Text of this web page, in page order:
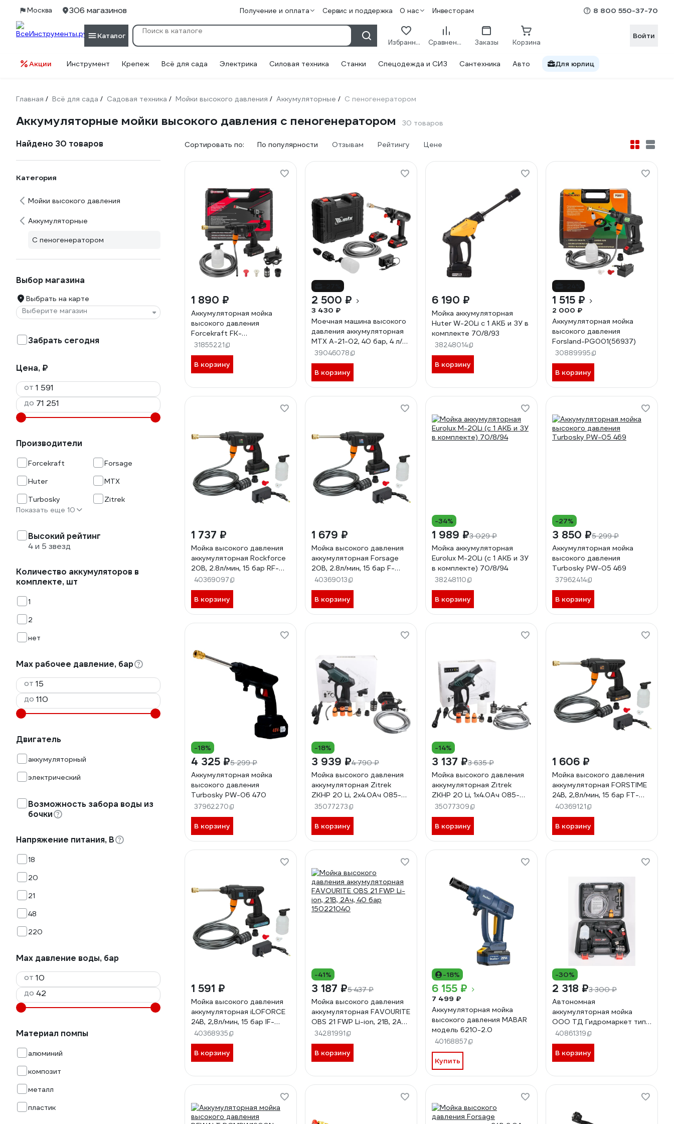
Москва 306 магазинов Получение и оплата Сервис и поддержка О нас Инвесторам 8 800 550-37-70
Каталог
Избранное Сравнение Заказы Корзина
Войти
Акции Инструмент Крепеж Всё для сада Электрика Силовая техника Станки Спецодежда и СИЗ Сантехника Авто Для юрлиц
Главная / Всё для сада / Садовая техника / Мойки высокого давления / Аккумуляторные / С пеногенератором
Аккумуляторные мойки высокого давления с пеногенератором 30 товаров
Найдено 30 товаров
Категория
Мойки высокого давления
Аккумуляторные
С пеногенератором
Выбор магазина
Выбрать на карте
Выберите магазин
Забрать сегодня
Цена, ₽
от
до
Производители
Forcekraft
Forsage
Huter
MTX
Turbosky
Zitrek
Показать еще 10
Высокий рейтинг
4 и 5 звезд
Количество аккумуляторов в
комплекте, шт
1
2
нет
Мах рабочее давление, бар
от
до
Двигатель
аккумуляторный
электрический
Возможность забора воды из
бочки
Напряжение питания, В
18
20
21
48
220
Max давление воды, бар
от
до
Материал помпы
алюминий
композит
металл
пластик
Сортировать по: По популярности Отзывам Рейтингу Цене
1 890 ₽
Аккумуляторная мойка
высокого давления
Forcekraft FK-
PG001(56936)
31855221
В корзину
2 500 ₽
3 430 ₽
Моечная машина высокого
давления аккумуляторная
MTX А-21-02, 40 бар, 4 л/
мин, Li-ion 21 В, 2 акк. 58211
39046078
В корзину
6 190 ₽
Мойка аккумуляторная
Huter W-20Li с 1 АКБ и ЗУ в
комплекте 70/8/93
38248014
В корзину
1 515 ₽
2 000 ₽
Аккумуляторная мойка
высокого давления
Forsland-PG001(56937)
30889995
В корзину
1 737 ₽
Мойка высокого давления
аккумуляторная Rockforce
20В, 2.8л/мин, 15 бар RF-
PG001(62608)
40369097
В корзину
1 679 ₽
Мойка высокого давления
аккумуляторная Forsage
20В, 2.8л/мин, 15 бар F-
PG001(62609)
40369013
В корзину
-34%
1 989 ₽3 029 ₽
Мойка аккумуляторная
Eurolux M-20Li (с 1 АКБ и ЗУ
в комплекте) 70/8/94
38248110
В корзину
-27%
3 850 ₽5 299 ₽
Аккумуляторная мойка
высокого давления
Turbosky PW-05 469
37962414
В корзину
-18%
4 325 ₽5 299 ₽
Аккумуляторная мойка
высокого давления
Turbosky PW-06 470
37962270
В корзину
-18%
3 939 ₽4 790 ₽
Мойка высокого давления
аккумуляторная Zitrek
ZKHP 20 Li, 2x4.0Ач 085-
1028
35077273
В корзину
-14%
3 137 ₽3 635 ₽
Мойка высокого давления
аккумуляторная Zitrek
ZKHP 20 Li, 1x4.0Ач 085-
1027
35077309
В корзину
1 606 ₽
Мойка высокого давления
аккумуляторная FORSTIME
24В, 2,8л/мин, 15 бар FT-
PG001(62610)
40369121
В корзину
1 591 ₽
Мойка высокого давления
аккумуляторная iLOFORCE
24В, 2,8л/мин, 15 бар IF-
PG001(62611)
40368935
В корзину
-41%
3 187 ₽5 437 ₽
Мойка высокого давления
аккумуляторная FAVOURITE
OBS 21 FWP Li-ion, 21В, 2Ач,
40 бар 150221040
34281991
В корзину
-18%
6 155 ₽
7 499 ₽
Аккумуляторная мойка
высокого давления MABAR
модель 6210-2.0
40168857
Купить
-30%
2 318 ₽3 300 ₽
Автономная
аккумуляторная мойка
ООО ТД Гидромаркет тип
Б GMA-battery washer-
type B
40861319
В корзину